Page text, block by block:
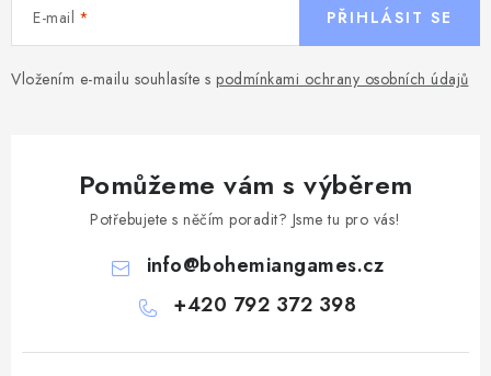
E-mail
Vložením e-mailu souhlasíte s podmínkami ochrany osobních údajů
PŘIHLÁSIT SE
Pomůžeme vám s výběrem
Potřebujete s něčím poradit? Jsme tu pro vás!
info@bohemiangames.cz
+420 792 372 398